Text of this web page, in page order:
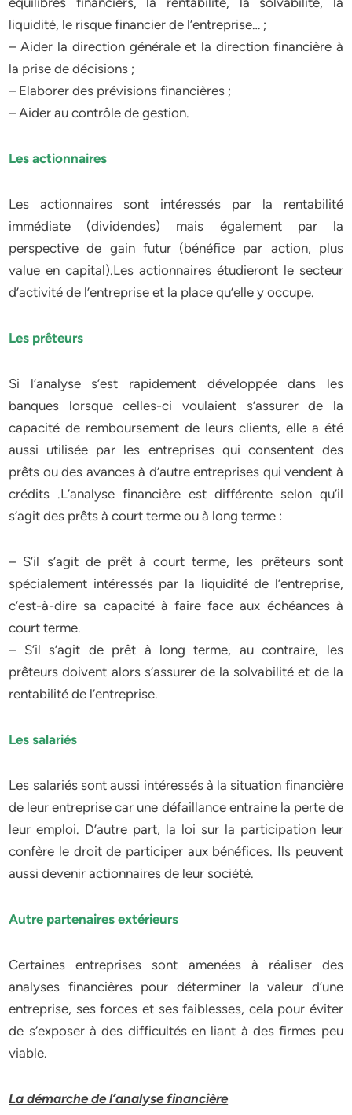
liquidité, le risque financier de l’entreprise… ;
– Aider la direction générale et la direction financière à
la prise de décisions ;
– Elaborer des prévisions financières ;
– Aider au contrôle de gestion.
Les actionnaires
Les actionnaires sont intéressés par la rentabilité
immédiate (dividendes) mais également par la
perspective de gain futur (bénéfice par action, plus
value en capital).Les actionnaires étudieront le secteur
d’activité de l’entreprise et la place qu’elle y occupe.
Les prêteurs
Si l’analyse s’est rapidement développée dans les
banques lorsque celles-ci voulaient s’assurer de la
capacité de remboursement de leurs clients, elle a été
aussi utilisée par les entreprises qui consentent des
prêts ou des avances à d’autre entreprises qui vendent à
crédits .L’analyse financière est différente selon qu’il
s’agit des prêts à court terme ou à long terme :
– S’il s’agit de prêt à court terme, les prêteurs sont
spécialement intéressés par la liquidité de l’entreprise,
c’est-à-dire sa capacité à faire face aux échéances à
court terme.
– S’il s’agit de prêt à long terme, au contraire, les
prêteurs doivent alors s’assurer de la solvabilité et de la
rentabilité de l’entreprise.
Les salariés
Les salariés sont aussi intéressés à la situation financière
de leur entreprise car une défaillance entraine la perte de
leur emploi. D’autre part, la loi sur la participation leur
confère le droit de participer aux bénéfices. Ils peuvent
aussi devenir actionnaires de leur société.
Autre partenaires extérieurs
Certaines entreprises sont amenées à réaliser des
analyses financières pour déterminer la valeur d’une
entreprise, ses forces et ses faiblesses, cela pour éviter
de s’exposer à des difficultés en liant à des firmes peu
viable.
La démarche de l’analyse financière